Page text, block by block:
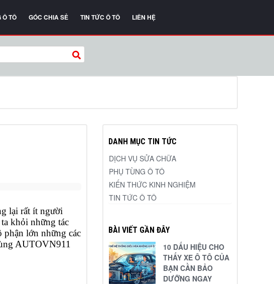
Ô TÔ GÓC CHIA SẺ TIN TỨC Ô TÔ LIÊN HỆ
lại rất ít người
khỏi những tác
lớn những các
AUTOVN911
DANH MỤC TIN TỨC
DỊCH VỤ SỬA CHỮA
PHỤ TÙNG Ô TÔ
KIẾN THỨC KINH NGHIỆM
TIN TỨC Ô TÔ
BÀI VIẾT GẦN ĐÂY
10 DẤU HIỆU CHO
THẤY XE Ô TÔ CỦA
BẠN CẦN BẢO
DƯỠNG NGAY